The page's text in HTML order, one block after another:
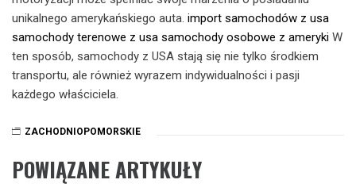
unikalnego amerykańskiego auta. import samochodów z usa
samochody terenowe z usa samochody osobowe z ameryki W
ten sposób, samochody z USA stają się nie tylko środkiem
transportu, ale również wyrazem indywidualności i pasji
każdego właściciela.
ZACHODNIOPOMORSKIE
POWIĄZANE ARTYKUŁY